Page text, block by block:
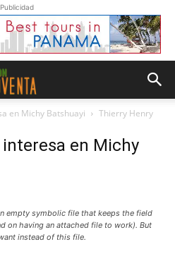
Publicidad
en Michy Batshuayi
Thierry Henry
en Michy
empty symbolic file that keeps the field
on having an attached file to work). But
instead of this file.